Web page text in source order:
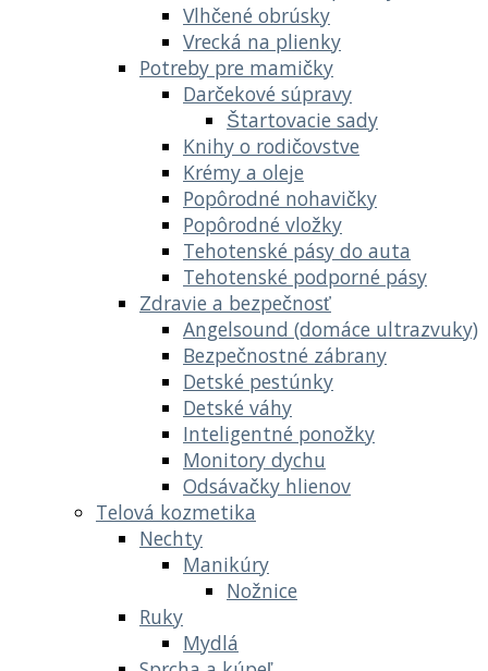
Vlhčené obrúsky
Vrecká na plienky
Potreby pre mamičky
Darčekové súpravy
Štartovacie sady
Knihy o rodičovstve
Krémy a oleje
Popôrodné nohavičky
Popôrodné vložky
Tehotenské pásy do auta
Tehotenské podporné pásy
Zdravie a bezpečnosť
Angelsound (domáce ultrazvuky)
Bezpečnostné zábrany
Detské pestúnky
Detské váhy
Inteligentné ponožky
Monitory dychu
Odsávačky hlienov
Telová kozmetika
Nechty
Manikúry
Nožnice
Ruky
Mydlá